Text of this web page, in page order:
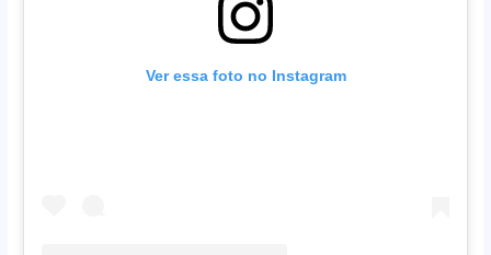
Ver essa foto no Instagram